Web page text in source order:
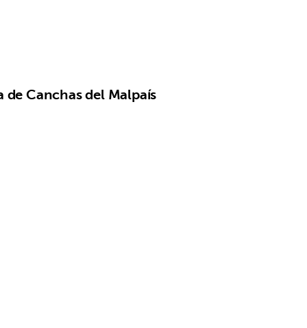
Canchas del Malpaís